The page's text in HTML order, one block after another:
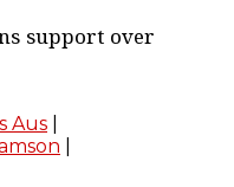
support over
Aus